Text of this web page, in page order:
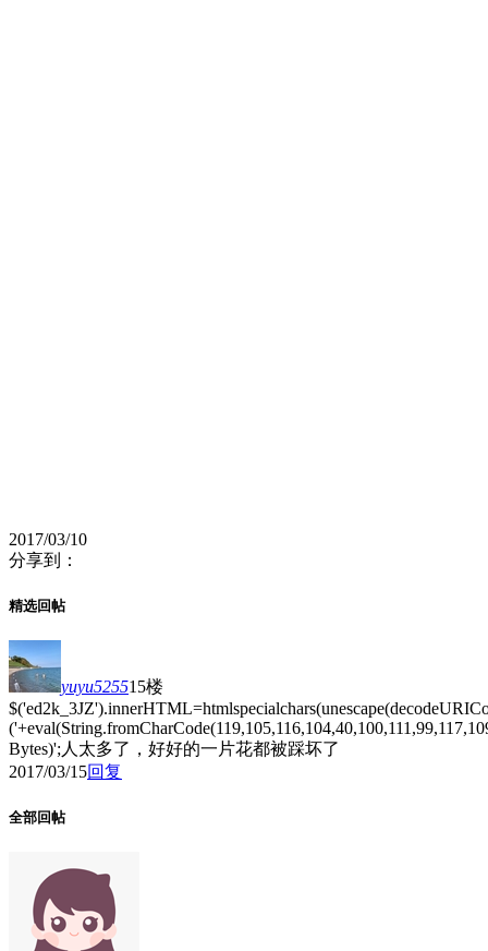
2017/03/10
分享到：
精选回帖
yuyu525515楼
Bytes)';人太多了，好好的一片花都被踩坏了
2017/03/15回复
全部回帖